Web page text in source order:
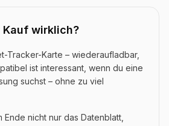
Kauf wirklich?
Tracker-Karte – wiederaufladbar,
ist interessant, wenn du eine
suchst – ohne zu viel
Ende nicht nur das Datenblatt,